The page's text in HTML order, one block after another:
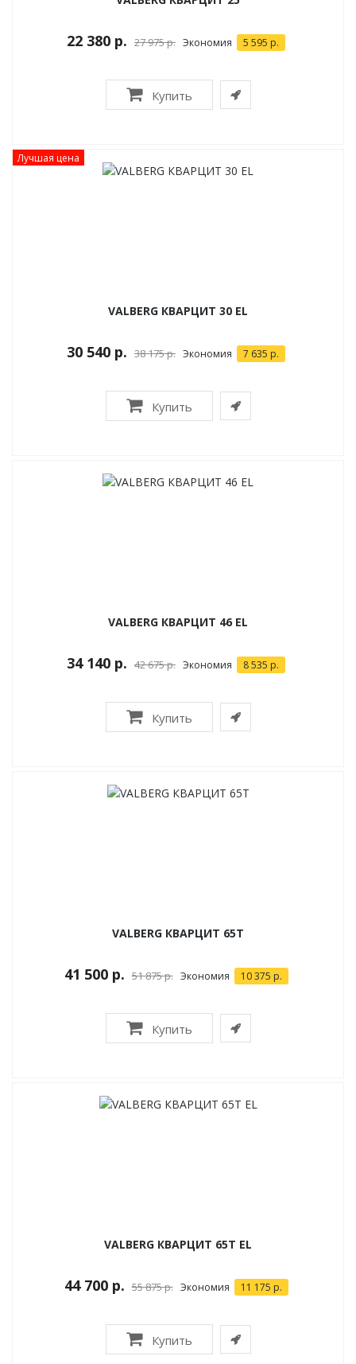
22 380 р. 27 975 р. Экономия 5 595 р.
Купить
Лучшая цена
VALBERG КВАРЦИТ 30 EL
30 540 р. 38 175 р. Экономия 7 635 р.
Купить
VALBERG КВАРЦИТ 46 EL
34 140 р. 42 675 р. Экономия 8 535 р.
Купить
VALBERG КВАРЦИТ 65Т
41 500 р. 51 875 р. Экономия 10 375 р.
Купить
VALBERG КВАРЦИТ 65Т EL
44 700 р. 55 875 р. Экономия 11 175 р.
Купить